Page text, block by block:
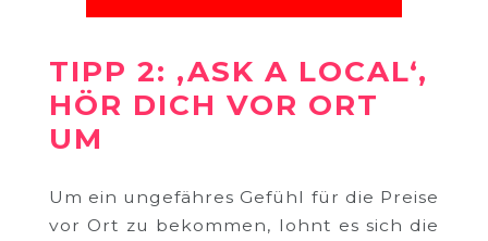
TIPP 2: ‚ASK A LOCAL‘,
HÖR DICH VOR ORT
UM
Um ein ungefähres Gefühl für die Preise
vor Ort zu bekommen, lohnt es sich die